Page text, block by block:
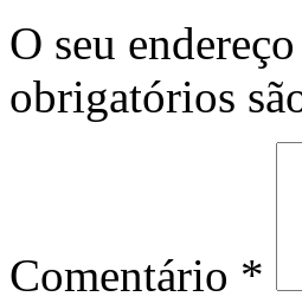
O seu
obrigatórios
Comentário *